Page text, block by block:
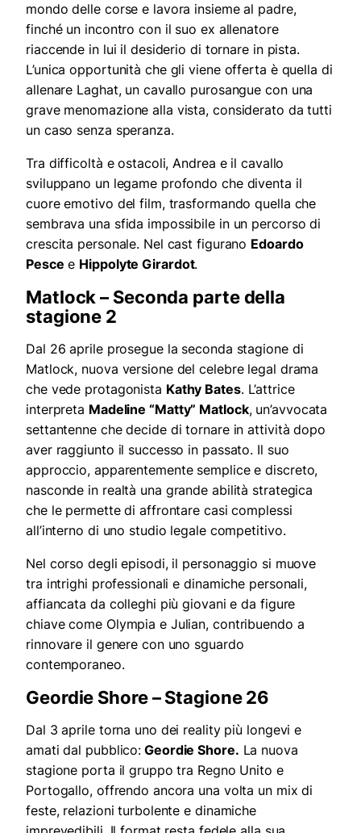
mondo delle corse e lavora insieme al padre,
finché un incontro con il suo ex allenatore
riaccende in lui il desiderio di tornare in pista.
L’unica opportunità che gli viene offerta è quella di
allenare Laghat, un cavallo purosangue con una
grave menomazione alla vista, considerato da tutti
un caso senza speranza.
Tra difficoltà e ostacoli, Andrea e il cavallo
sviluppano un legame profondo che diventa il
cuore emotivo del film, trasformando quella che
sembrava una sfida impossibile in un percorso di
crescita personale. Nel cast figurano Edoardo
Pesce e Hippolyte Girardot.
Matlock – Seconda parte della
stagione 2
Dal 26 aprile prosegue la seconda stagione di
Matlock, nuova versione del celebre legal drama
che vede protagonista Kathy Bates. L’attrice
interpreta Madeline “Matty” Matlock, un’avvocata
settantenne che decide di tornare in attività dopo
aver raggiunto il successo in passato. Il suo
approccio, apparentemente semplice e discreto,
nasconde in realtà una grande abilità strategica
che le permette di affrontare casi complessi
all’interno di uno studio legale competitivo.
Nel corso degli episodi, il personaggio si muove
tra intrighi professionali e dinamiche personali,
affiancata da colleghi più giovani e da figure
chiave come Olympia e Julian, contribuendo a
rinnovare il genere con uno sguardo
contemporaneo.
Geordie Shore – Stagione 26
Dal 3 aprile torna uno dei reality più longevi e
amati dal pubblico: Geordie Shore. La nuova
stagione porta il gruppo tra Regno Unito e
Portogallo, offrendo ancora una volta un mix di
feste, relazioni turbolente e dinamiche